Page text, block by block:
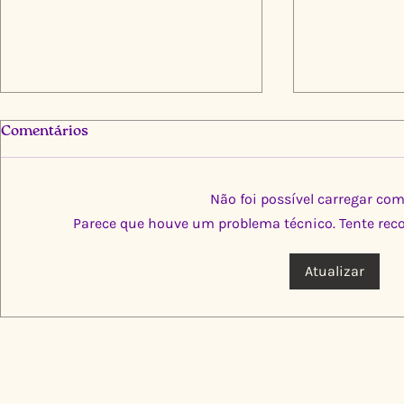
de Transformação
Limpeza
🌍
Comentários
Não foi possível carregar
Parece que houve um problema técnico. Tente
Atualizar